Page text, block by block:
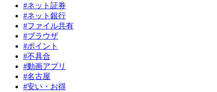
#ネット証券
#ネット銀行
#ファイル共有
#ブラウザ
#ポイント
#不具合
#動画アプリ
#名古屋
#安い・お得